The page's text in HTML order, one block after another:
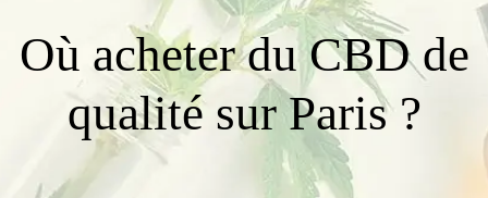
Où acheter du CBD de
qualité sur Paris ?